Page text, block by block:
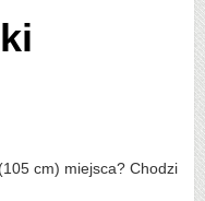
cm) miejsca? Chodzi